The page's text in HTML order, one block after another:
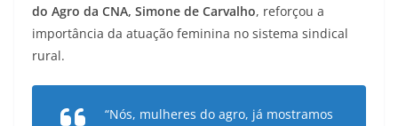
do Agro da CNA, Simone de Carvalho, reforçou a
importância da atuação feminina no sistema sindical
rural.
“Nós, mulheres do agro, já mostramos